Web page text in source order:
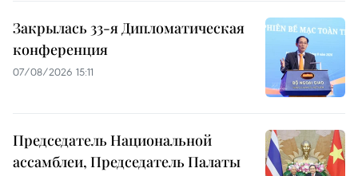
Закрылась 33-я Дипломатическая
конференция
07/08/2026 15:11
Председатель Национальной
ассамблеи, Председатель Палаты